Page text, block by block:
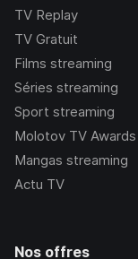
TV Replay
TV Gratuit
Films streaming
Séries streaming
Sport streaming
Molotov TV Awards
Mangas streaming
Actu TV
Nos offres